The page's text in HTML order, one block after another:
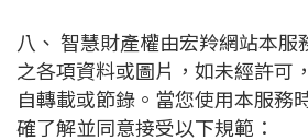
八、 智慧財產權由宏羚網站本服
之各項資料或圖片，如未經許可
自轉載或節錄。當您使用本服務
確了解並同意接受以下規範：